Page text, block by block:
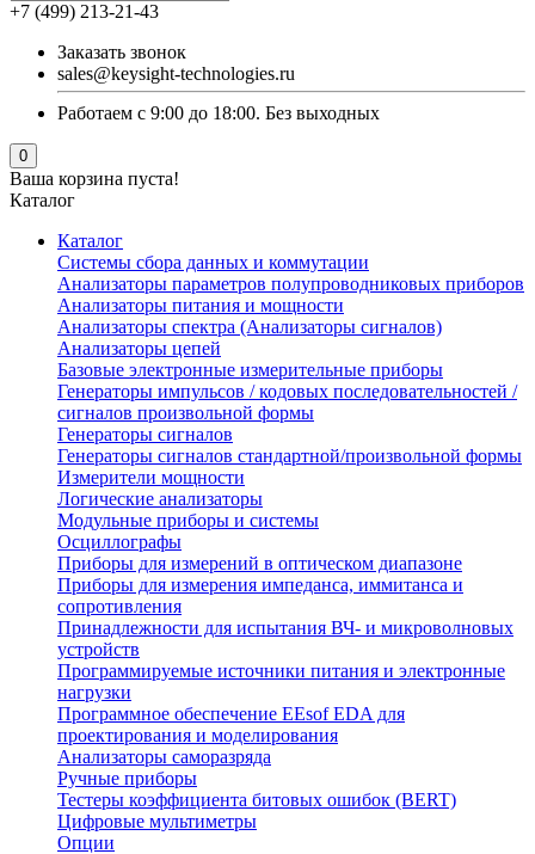
+7 (499) 213-21-43
Заказать звонок
sales@keysight-technologies.ru
Работаем с 9:00 до 18:00. Без выходных
0
Ваша корзина пуста!
Каталог
Каталог
Cистемы сбора данных и коммутации
Анализаторы параметров полупроводниковых приборов
Анализаторы питания и мощности
Анализаторы спектра (Анализаторы сигналов)
Анализаторы цепей
Базовые электронные измерительные приборы
Генераторы импульсов / кодовых последовательностей /
сигналов произвольной формы
Генераторы сигналов
Генераторы сигналов стандартной/произвольной формы
Измерители мощности
Логические анализаторы
Модульные приборы и системы
Осциллографы
Приборы для измерений в оптическом диапазоне
Приборы для измерения импеданса, иммитанса и
сопротивления
Принадлежности для испытания ВЧ- и микроволновых
устройств
Программируемые источники питания и электронные
нагрузки
Программное обеспечение EEsof EDA для
проектирования и моделирования
Анализаторы саморазряда
Ручные приборы
Тестеры коэффициента битовых ошибок (BERT)
Цифровые мультиметры
Опции